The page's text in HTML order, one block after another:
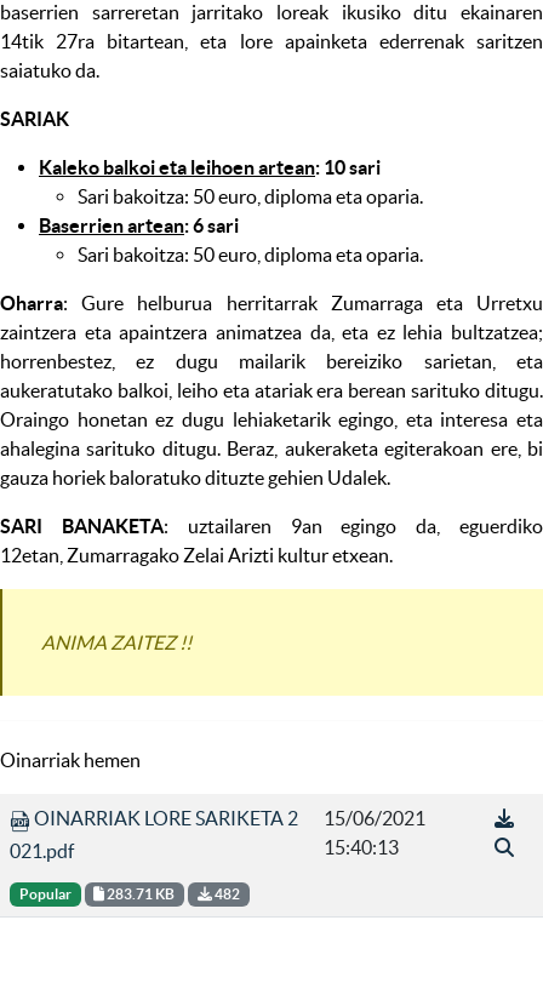
baserrien sarreretan jarritako loreak ikusiko ditu ekainaren
14tik 27ra bitartean, eta lore apainketa ederrenak saritzen
saiatuko da.
SARIAK
Kaleko balkoi eta leihoen artean: 10 sari
Sari bakoitza: 50 euro, diploma eta oparia.
Baserrien artean: 6 sari
Sari bakoitza: 50 euro, diploma eta oparia.
Oharra: Gure helburua herritarrak Zumarraga eta Urretxu
zaintzera eta apaintzera animatzea da, eta ez lehia bultzatzea;
horrenbestez, ez dugu mailarik bereiziko sarietan, eta
aukeratutako balkoi, leiho eta atariak era berean sarituko ditugu.
Oraingo honetan ez dugu lehiaketarik egingo, eta interesa eta
ahalegina sarituko ditugu. Beraz, aukeraketa egiterakoan ere, bi
gauza horiek baloratuko dituzte gehien Udalek.
SARI BANAKETA: uztailaren 9an egingo da, eguerdiko
12etan, Zumarragako Zelai Arizti kultur etxean.
ANIMA ZAITEZ !!
Oinarriak hemen
OINARRIAK LORE SARIKETA 2
021.pdf
Popular 283.71 KB 482
15/06/2021
15:40:13